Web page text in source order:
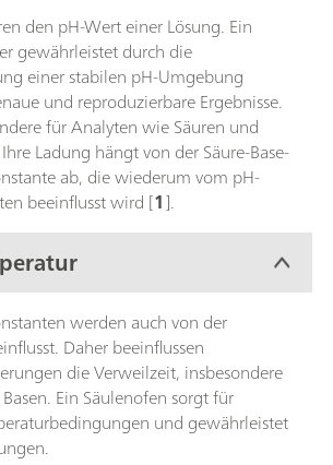
den pH-Wert einer Lösung. Ein
gewährleistet durch die
einer stabilen pH-Umgebung
und reproduzierbare Ergebnisse.
für Analyten wie Säuren und
Ladung hängt von der Säure-Base-
ab, die wiederum vom pH-
beeinflusst wird [1].
werden auch von der
Daher beeinflussen
die Verweilzeit, insbesondere
Ein Säulenofen sorgt für
und gewährleistet